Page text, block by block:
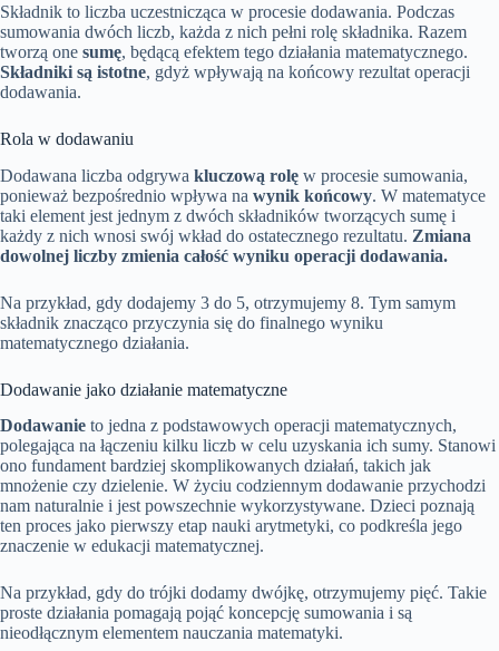
Składnik to liczba uczestnicząca w procesie dodawania. Podczas
sumowania dwóch liczb, każda z nich pełni rolę składnika. Razem
tworzą one sumę, będącą efektem tego działania matematycznego.
Składniki są istotne, gdyż wpływają na końcowy rezultat operacji
dodawania.
Rola w dodawaniu
Dodawana liczba odgrywa kluczową rolę w procesie sumowania,
ponieważ bezpośrednio wpływa na wynik końcowy. W matematyce
taki element jest jednym z dwóch składników tworzących sumę i
każdy z nich wnosi swój wkład do ostatecznego rezultatu. Zmiana
dowolnej liczby zmienia całość wyniku operacji dodawania.
Na przykład, gdy dodajemy 3 do 5, otrzymujemy 8. Tym samym
składnik znacząco przyczynia się do finalnego wyniku
matematycznego działania.
Dodawanie jako działanie matematyczne
Dodawanie to jedna z podstawowych operacji matematycznych,
polegająca na łączeniu kilku liczb w celu uzyskania ich sumy. Stanowi
ono fundament bardziej skomplikowanych działań, takich jak
mnożenie czy dzielenie. W życiu codziennym dodawanie przychodzi
nam naturalnie i jest powszechnie wykorzystywane. Dzieci poznają
ten proces jako pierwszy etap nauki arytmetyki, co podkreśla jego
znaczenie w edukacji matematycznej.
Na przykład, gdy do trójki dodamy dwójkę, otrzymujemy pięć. Takie
proste działania pomagają pojąć koncepcję sumowania i są
nieodłącznym elementem nauczania matematyki.